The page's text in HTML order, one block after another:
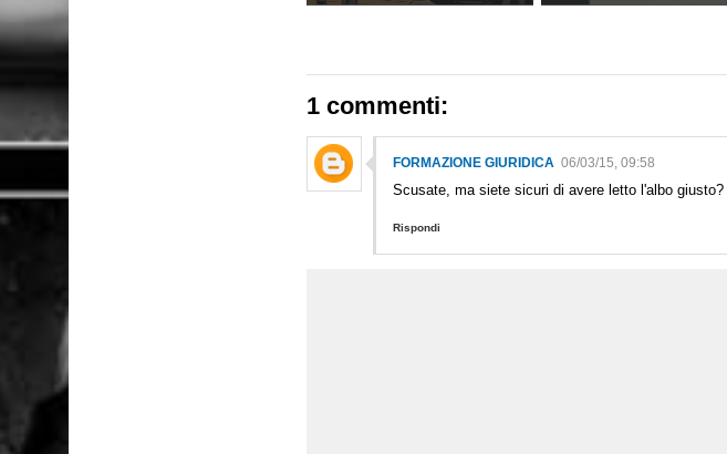
1 commenti:
FORMAZIONE GIURIDICA 06/03/15, 09:58
Scusate, ma siete sicuri di avere letto l'albo giusto?
Rispondi